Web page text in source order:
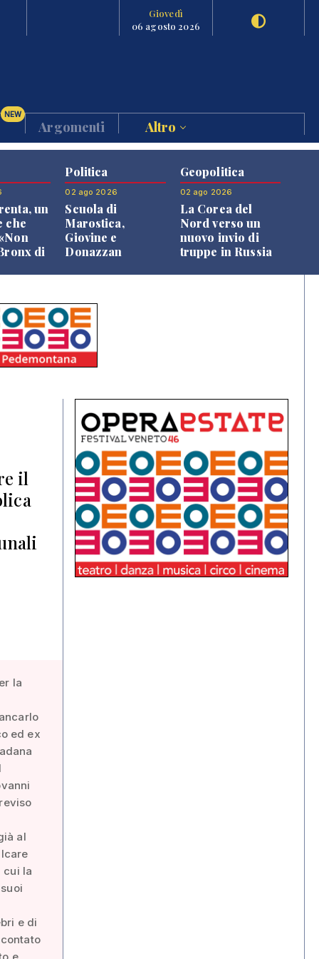
Giovedì
06 agosto 2026
NEW
Argomenti Altro
un
che
di
Politica
02 ago 2026
Scuola di
Marostica,
Giovine e
Donazzan
Geopolitica
02 ago 2026
La Corea del
Nord verso un
nuovo invio di
truppe in Russia
il
la
ed ex
al
cui la
e di